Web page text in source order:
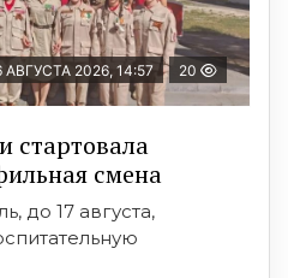
АВГУСТА 2026, 14:57 20
стартовала
смена
до 17 августа,